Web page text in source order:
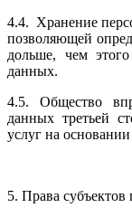
4.4. Хранение
позволяющей
дольше, чем
данных.
4.5. Общество
данных третьей
услуг на
5. Права